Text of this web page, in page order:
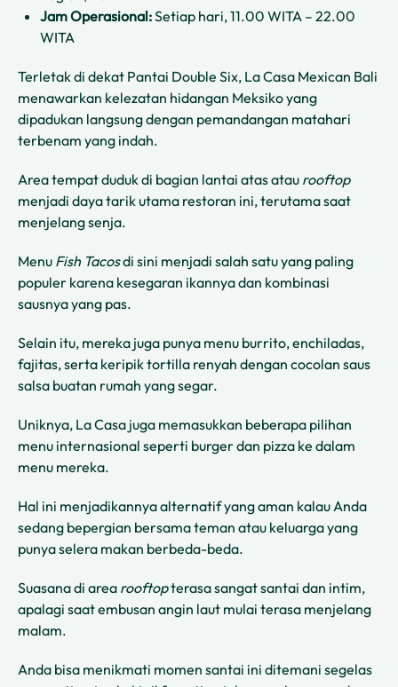
Jam Operasional:Setiap hari, 11.00 WITA – 22.00
WITA
Terletak di dekat Pantai Double Six, La Casa Mexican Bali
menawarkan kelezatan hidangan Meksiko yang
dipadukan langsung dengan pemandangan matahari
terbenam yang indah.
Area tempat duduk di bagian lantai atas atau rooftop
menjadi daya tarik utama restoran ini, terutama saat
menjelang senja.
Menu Fish Tacosdi sini menjadi salah satu yang paling
populer karena kesegaran ikannya dan kombinasi
sausnya yang pas.
Selain itu, mereka juga punya menu burrito, enchiladas,
fajitas, serta keripik tortilla renyah dengan cocolan saus
salsa buatan rumah yang segar.
Uniknya, La Casa juga memasukkan beberapa pilihan
menu internasional seperti burger dan pizza ke dalam
menu mereka.
Hal ini menjadikannya alternatif yang aman kalau Anda
sedang bepergian bersama teman atau keluarga yang
punya selera makan berbeda-beda.
Suasana di area rooftopterasa sangat santai dan intim,
apalagi saat embusan angin laut mulai terasa menjelang
malam.
Anda bisa menikmati momen santai ini ditemani segelas